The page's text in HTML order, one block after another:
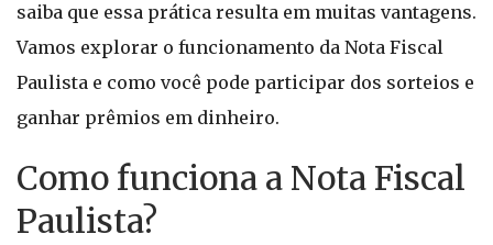
saiba que essa prática resulta em muitas vantagens.
Vamos explorar o funcionamento da Nota Fiscal
Paulista e como você pode participar dos sorteios e
ganhar prêmios em dinheiro.
Como funciona a Nota Fiscal
Paulista?